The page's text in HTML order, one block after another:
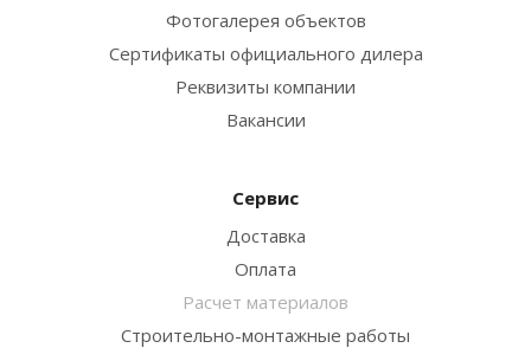
Фотогалерея объектов
Сертификаты официального дилера
Реквизиты компании
Вакансии
Сервис
Доставка
Оплата
Расчет материалов
Строительно-монтажные работы